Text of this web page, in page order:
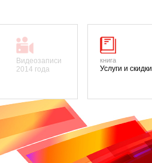
Видеозаписи
2014 года
книга
Услуги и скидки